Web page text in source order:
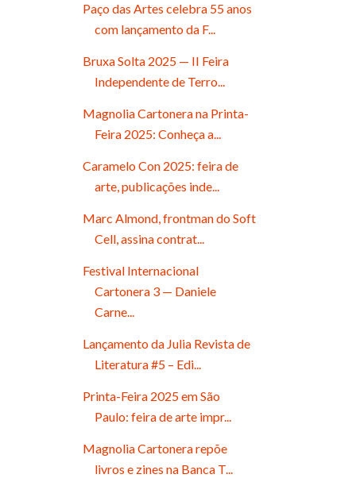
Paço das Artes celebra 55 anos
com lançamento da F...
Bruxa Solta 2025 — II Feira
Independente de Terro...
Magnolia Cartonera na Printa-
Feira 2025: Conheça a...
Caramelo Con 2025: feira de
arte, publicações inde...
Marc Almond, frontman do Soft
Cell, assina contrat...
Festival Internacional
Cartonera 3 — Daniele
Carne...
Lançamento da Julia Revista de
Literatura #5 – Edi...
Printa-Feira 2025 em São
Paulo: feira de arte impr...
Magnolia Cartonera repõe
livros e zines na Banca T...